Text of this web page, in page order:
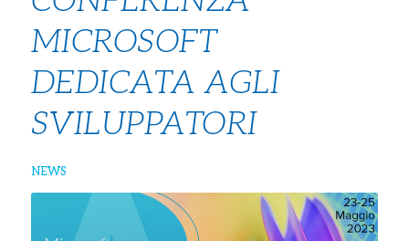
MICROSOFT
DEDICATA AGLI
SVILUPPATORI
NEWS